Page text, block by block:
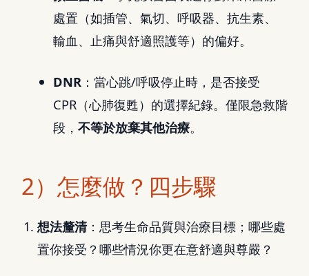
處置（如插管、氣切、呼吸器、抗生素、
輸血、止痛與舒適照護等）的偏好。
DNR：當心跳/呼吸停止時，是否接受
CPR（心肺復甦）的選擇紀錄。僅限急救階
段， 不等於放棄其他治療。
2）怎麼做？四步驟
想法釐清：思考生命品質與治療目標；哪些處
置你接受？哪些情況你更在意舒適與尊嚴？